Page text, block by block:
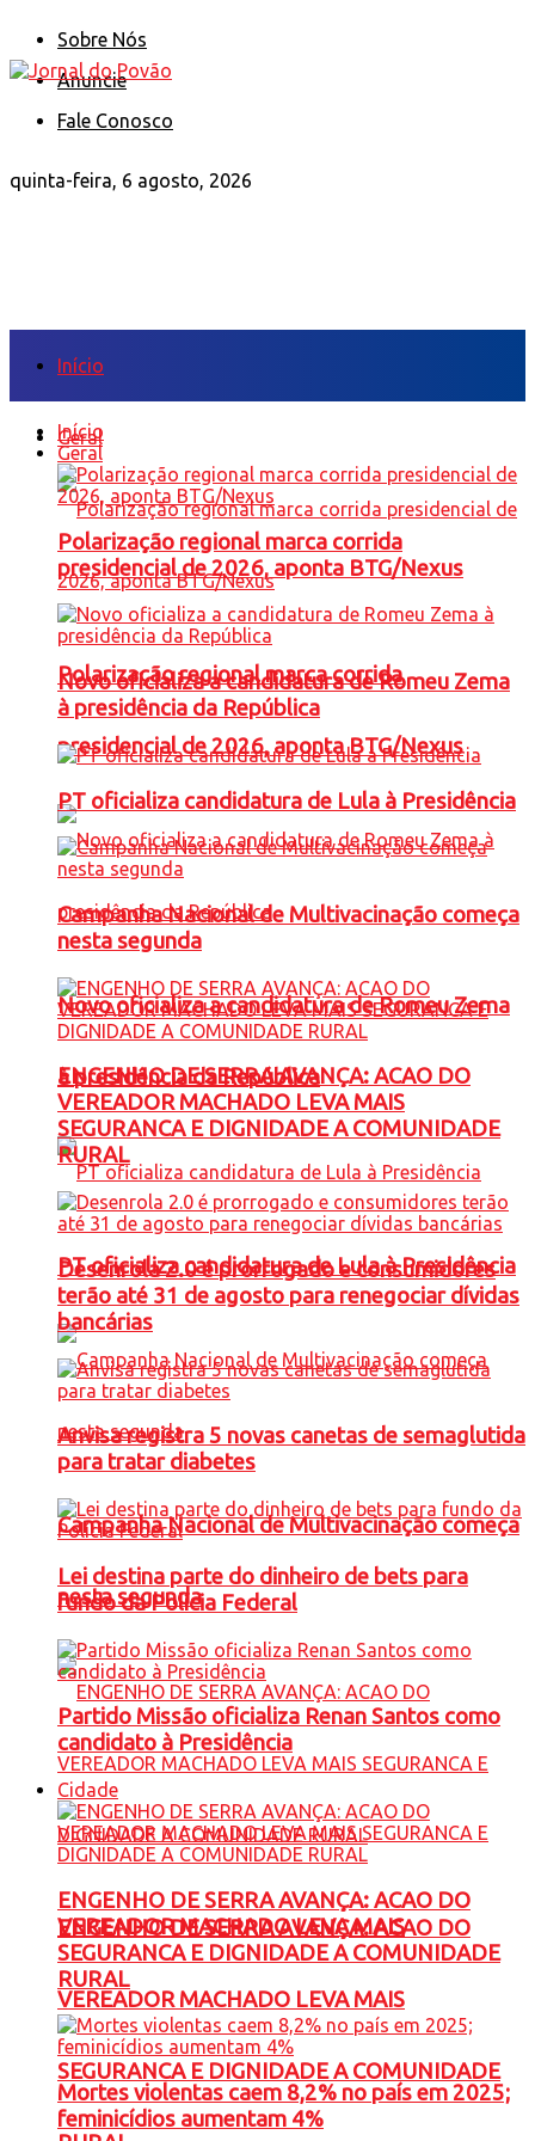
Sobre Nós
Anuncie
Fale Conosco
quinta-feira, 6 agosto, 2026
Início
Geral
Polarização regional marca corrida
presidencial de 2026, aponta BTG/Nexus
Novo oficializa a candidatura de Romeu Zema
à presidência da República
PT oficializa candidatura de Lula à Presidência
Campanha Nacional de Multivacinação começa
nesta segunda
ENGENHO DE SERRA AVANÇA: ACAO DO
VEREADOR MACHADO LEVA MAIS
SEGURANCA E DIGNIDADE A COMUNIDADE
Início
Geral
Polarização regional marca corrida
presidencial de 2026, aponta BTG/Nexus
Novo oficializa a candidatura de Romeu Zema
à presidência da República
PT oficializa candidatura de Lula à Presidência
Campanha Nacional de Multivacinação começa
nesta segunda
ENGENHO DE SERRA AVANÇA: ACAO DO
VEREADOR MACHADO LEVA MAIS
SEGURANCA E DIGNIDADE A COMUNIDADE
RURAL
Desenrola 2.0 é prorrogado e consumidores
terão até 31 de agosto para renegociar dívidas
bancárias
Anvisa registra 5 novas canetas de semaglutida
para tratar diabetes
Lei destina parte do dinheiro de bets para
fundo da Polícia Federal
Partido Missão oficializa Renan Santos como
candidato à Presidência
Cidade
ENGENHO DE SERRA AVANÇA: ACAO DO
VEREADOR MACHADO LEVA MAIS
SEGURANCA E DIGNIDADE A COMUNIDADE
RURAL
Mortes violentas caem 8,2% no país em 2025;
feminicídios aumentam 4%